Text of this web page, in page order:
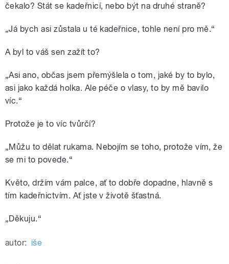
čekalo? Stát se kadeřnicí, nebo být na druhé straně?
„Já bych asi zůstala u té kadeřnice, tohle není pro mě.“
A byl to váš sen zažít to?
„Asi ano, občas jsem přemýšlela o tom, jaké by to bylo,
asi jako každá holka. Ale péče o vlasy, to by mě bavilo
víc.“
Protože je to víc tvůrčí?
„Můžu to dělat rukama. Nebojím se toho, protože vím, že
se mi to povede.“
Květo, držím vám palce, ať to dobře dopadne, hlavně s
tím kadeřnictvím. Ať jste v životě šťastná.
„Děkuju.“
autor: iše